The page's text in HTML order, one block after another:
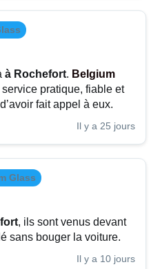
à Rochefort. Belgium
pratique, fiable et
fait appel à eux.
Il y a 25 jours
Glass
, ils sont venus devant
sans bouger la voiture.
Il y a 10 jours